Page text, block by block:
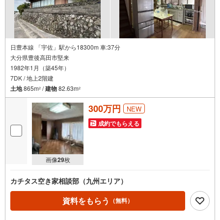
日豊本線 「宇佐」駅から18300m 車:37分
大分県豊後高田市堅来
1982年1月（築45年）
7DK / 地上2階建
土地865m2 /建物82.63m2
画像29枚
300万円 NEW
成約でもらえる
カチタス空き家相談部（九州エリア）
資料をもらう （無料）